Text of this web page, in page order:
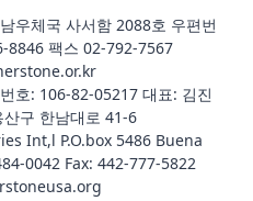
우체국 사서함 2088호 우편번
8846 팩스 02-792-7567
호: 106-82-05217 대표: 김진
구 한남대로 41-6
Int,l P.O.box 5486 Buena
0042 Fax: 442-777-5822